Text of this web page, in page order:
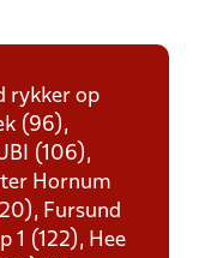
rykker op
(96),
(106),
Hornum
Fursund
1 (122), Hee